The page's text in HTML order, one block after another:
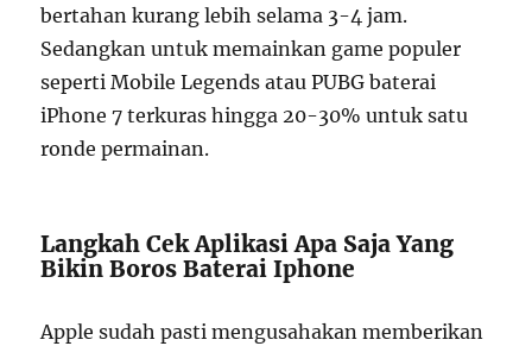
bertahan kurang lebih selama 3-4 jam.
Sedangkan untuk memainkan game populer
seperti Mobile Legends atau PUBG baterai
iPhone 7 terkuras hingga 20-30% untuk satu
ronde permainan.
Langkah Cek Aplikasi Apa Saja Yang
Bikin Boros Baterai Iphone
Apple sudah pasti mengusahakan memberikan